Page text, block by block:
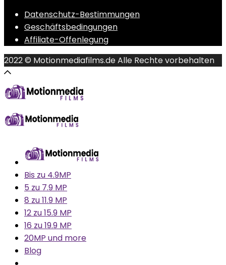
Datenschutz-Bestimmungen
Geschäftsbedingungen
Affiliate-Offenlegung
2022 © Motionmediafilms.de Alle Rechte vorbehalten
Bis zu 4.9MP
5 zu 7.9 MP
8 zu 11.9 MP
12 zu 15.9 MP
16 zu 19.9 MP
20MP und more
Blog